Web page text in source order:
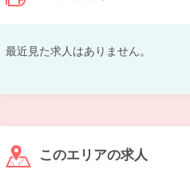
最近見た求人はありません。
このエリアの求人